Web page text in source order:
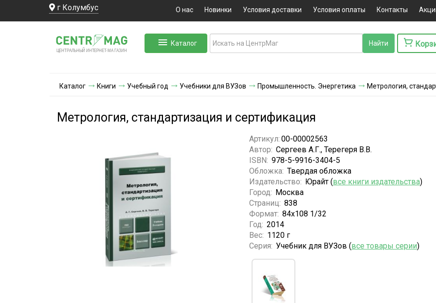
г Колумбус О нас Новинки Условия доставки Условия оплаты Контакты
ЦЕНТРАЛЬНЫЙ ИНТЕРНЕТ-МА ГАЗИН
Каталог
Каталог Книги Учебный год Учебники для ВУЗов Промышленность. Энергетика Метрология,
Метрология, стандартизация и сертификация
Артикул: 00-00002563
Автор: Сергеев А.Г., Терегеря В.В.
ISBN: 978-5-9916-3404-5
Обложка: Твердая обложка
Издательство: Юрайт (все книги издательства)
Город: Москва
Страниц: 838
Формат: 84x108 1/32
Год: 2014
Вес: 1120 г
Серия: Учебник для ВУЗов (все товары серии)